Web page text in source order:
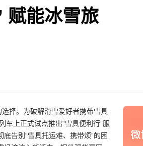
赋能冰雪旅
择。为破解滑雪爱好者携带雪具
车上正式试点推出“雪具便利行”服
告别“雪具托运难、携带烦”的困